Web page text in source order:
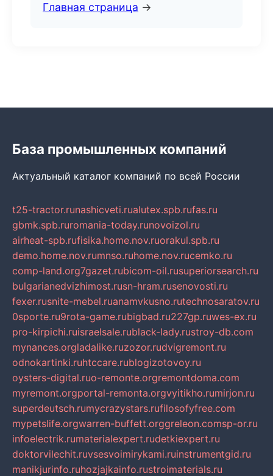
Главная страница →
База промышленных компаний
Актуальный каталог компаний по всей России
t25-tractor.runashicveti.rualutex.spb.rufas.ru
gbmk.spb.ruromania-today.runovoizol.ru
airheat-spb.rufisika.home.nov.ruorakul.spb.ru
demo.home.nov.rumnso.ruhome.nov.rucemko.ru
comp-land.org7gazet.rubicom-oil.rusuperiorsearch.ru
bulgarianedvizhimost.rusn-hram.rusenovosti.ru
fexer.rusnite-mebel.ruanamvkusno.rutechnosaratov.ru
0sporte.ru9rota-game.rubigbad.ru227gp.ruwes-ex.ru
pro-kirpichi.ruisraelsale.rublack-lady.rustroy-db.com
mynances.orgladalike.ruzozor.rudvigremont.ru
odnokartinki.ruhtccare.rublogizotovoy.ru
oysters-digital.ruo-remonte.orgremontdoma.com
myremont.orgportal-remonta.orgvyitikho.rumirjon.ru
superdeutsch.rumycrazystars.rufilosofyfree.com
mypetslife.orgwarren-buffett.orggreleon.comsp-or.ru
infoelectrik.rumaterialexpert.rudetkiexpert.ru
doktorvilechit.ruvsesvoimirykami.ruinstrumentgid.ru
manikjurinfo.ruhozjajkainfo.rustroimaterials.ru